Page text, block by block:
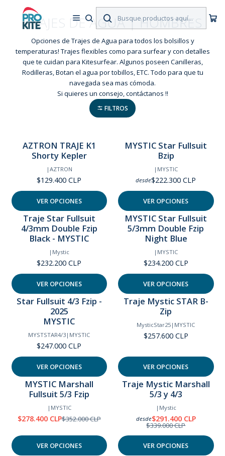
TRAJES DE AGUA | HOMBRES
Opciones de Trajes de Agua para todos los bolsillos y
temperaturas! Trajes flexibles como para surfear y con detalles
que te cuidan para Kitesurfear. Algunos poseen Canilleras,
Rodilleras, Botan el agua por tobillos, ETC. Todo para que tu
navegada sea mas cómoda.
Si quieres un consejo, contáctanos !!
FILTROS
AZTRON TRAJE K1
Shorty Kepler
| AZTRON
$129.400 CLP
VER OPCIONES
MYSTIC Star Fullsuit
Bzip
| MYSTIC
desde$222.300 CLP
VER OPCIONES
Traje Star Fullsuit
4/3mm Double Fzip
Black - MYSTIC
| Mystic
$232.200 CLP
VER OPCIONES
MYSTIC Star Fullsuit
5/3mm Double Fzip
Night Blue
| MYSTIC
$234.200 CLP
VER OPCIONES
Star Fullsuit 4/3 Fzip -
2025
MYSTIC
MYSTSTAR4/3 | MYSTIC
$247.000 CLP
VER OPCIONES
Traje Mystic STAR B-
Zip
MysticStar25 | MYSTIC
$257.600 CLP
VER OPCIONES
-21%
OFF
MYSTIC Marshall
Fullsuit 5/3 Fzip
| MYSTIC
$278.400 CLP$352.000 CLP
VER OPCIONES
-14%
Traje Mystic Marshall
5/3 y 4/3
| Mystic
desde$291.400 CLP
$339.000 CLP
VER OPCIONES